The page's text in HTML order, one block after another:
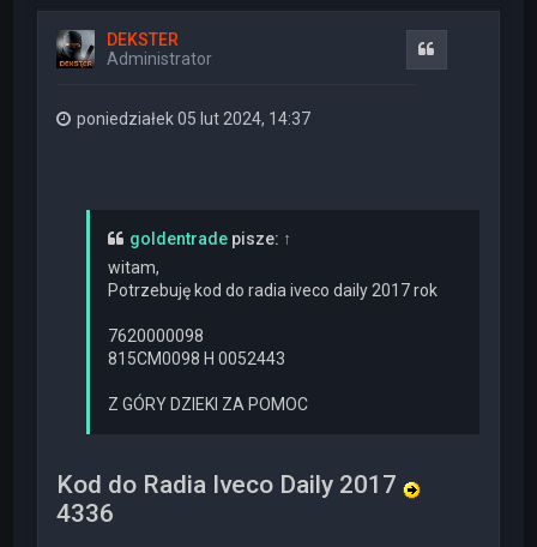
g
DEKSTER
Administrator
poniedziałek 05 lut 2024, 14:37
goldentrade pisze: ↑
witam,
Potrzebuję kod do radia iveco daily 2017 rok
7620000098
815CM0098 H 0052443
Z GÓRY DZIEKI ZA POMOC
Kod do Radia Iveco Daily 2017
4336